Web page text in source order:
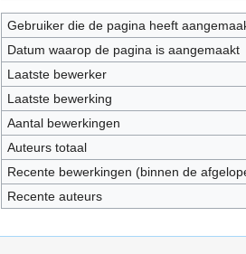
Gebruiker die de pagina heeft
Datum waarop de pagina is aangemaakt
Laatste bewerker
Laatste bewerking
Aantal bewerkingen
Auteurs totaal
Recente bewerkingen (binnen de
Recente auteurs